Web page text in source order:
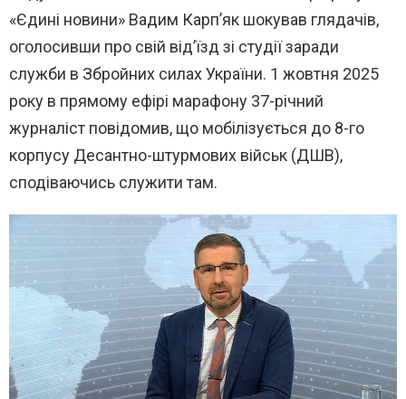
«Єдині новини» Вадим Карп’як шокував глядачів,
оголосивши про свій від’їзд зі студії заради
служби в Збройних силах України. 1 жовтня 2025
року в прямому ефірі марафону 37-річний
журналіст повідомив, що мобілізується до 8-го
корпусу Десантно-штурмових військ (ДШВ),
сподіваючись служити там.